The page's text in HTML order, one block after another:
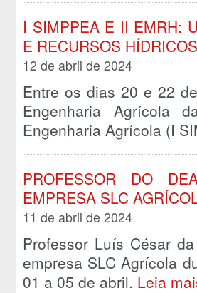
I SIMPPEA E II EMRH:
E RECURSOS
12 de abril de 2024
Entre os dias 20 e 22
Engenharia Agrícola
Engenharia Agrícola (I
PROFESSOR DO
EMPRESA SLC
11 de abril de 2024
Professor Luís César
empresa SLC Agrícola
01 a 05 de abril. Leia